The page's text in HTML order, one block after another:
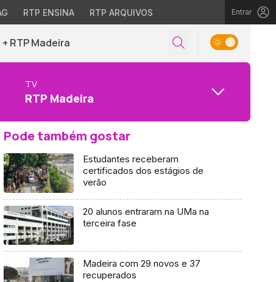
RTP ENSINA RTP ARQUIVOS Entrar
+ RTP Madeira
TV
RTP Madeira
Pode também gostar
Estudantes receberam
certificados dos estágios de
verão
20 alunos entraram na UMa na
terceira fase
Madeira com 29 novos e 37
recuperados